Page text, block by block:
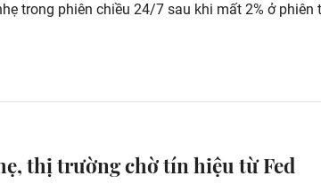
trong phiên chiều 24/7 sau khi mất 2% ở phiên
thị trường chờ tín hiệu từ Fed